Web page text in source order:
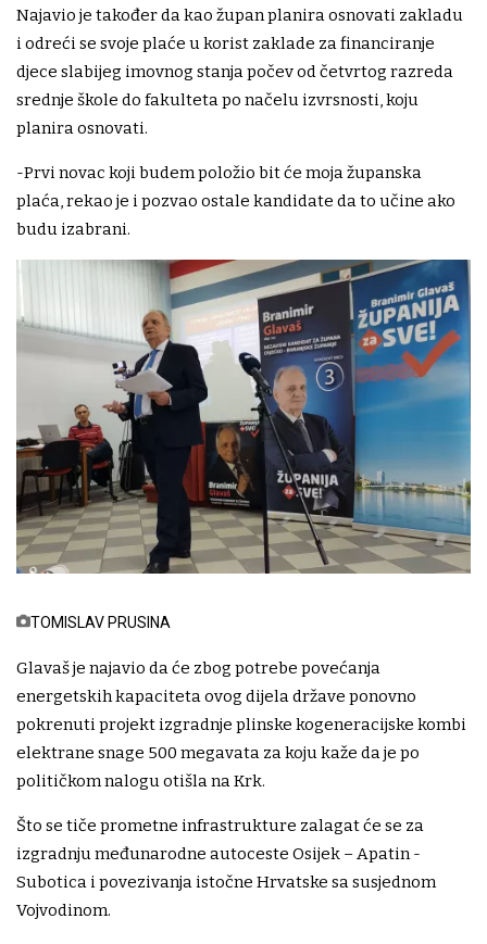
Najavio je također da kao župan planira osnovati zakladu
i odreći se svoje plaće u korist zaklade za financiranje
djece slabijeg imovnog stanja počev od četvrtog razreda
srednje škole do fakulteta po načelu izvrsnosti, koju
planira osnovati.
-Prvi novac koji budem položio bit će moja županska
plaća, rekao je i pozvao ostale kandidate da to učine ako
budu izabrani.
TOMISLAV PRUSINA
Glavaš je najavio da će zbog potrebe povećanja
energetskih kapaciteta ovog dijela države ponovno
pokrenuti projekt izgradnje plinske kogeneracijske kombi
elektrane snage 500 megavata za koju kaže da je po
političkom nalogu otišla na Krk.
Što se tiče prometne infrastrukture zalagat će se za
izgradnju međunarodne autoceste Osijek – Apatin -
Subotica i povezivanja istočne Hrvatske sa susjednom
Vojvodinom.